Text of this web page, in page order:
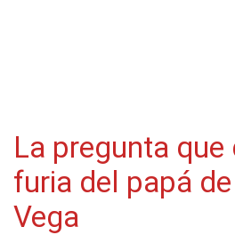
La pregunta
furia del papá
Vega